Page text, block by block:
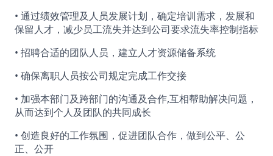
• 通过绩效管理及人员发展计划，确定培训需求，发展和
保留人才，减少员工流失并达到公司要求流失率控制指标
• 招聘合适的团队人员，建立人才资源储备系统
• 确保离职人员按公司规定完成工作交接
• 加强本部门及跨部门的沟通及合作,互相帮助解决问题，
从而达到个人及团队的共同成长
• 创造良好的工作氛围，促进团队合作，做到公平、公
正、公开